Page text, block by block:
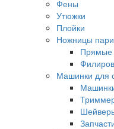
Фены
Утюжки
Плойки
Ножницы
Прямые
Машинки для